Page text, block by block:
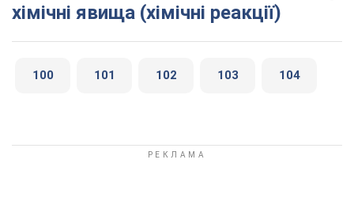
хімічні явища (хімічні реакції)
100 101 102 103 104